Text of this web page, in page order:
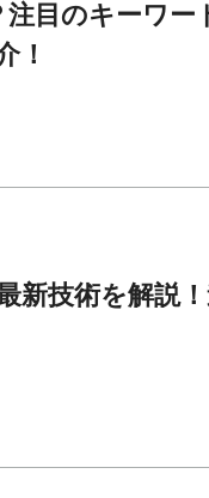
目のキーワー
！
新技術を解説